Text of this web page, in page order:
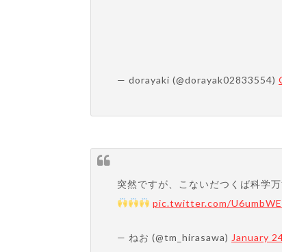
— dorayaki (@dorayak02833554)
突然ですが、こないだつくば科学
pic.twitter.com/
— ねお (@tm_hirasawa) January